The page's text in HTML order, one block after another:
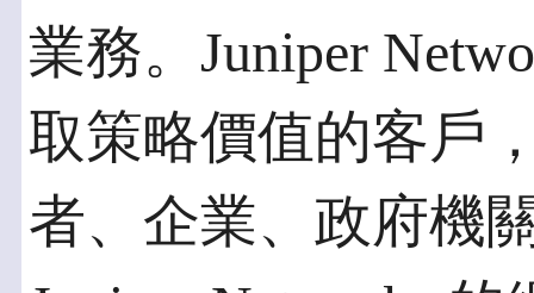
業務。Juniper
取策略價值的客戶
者、企業、政府機